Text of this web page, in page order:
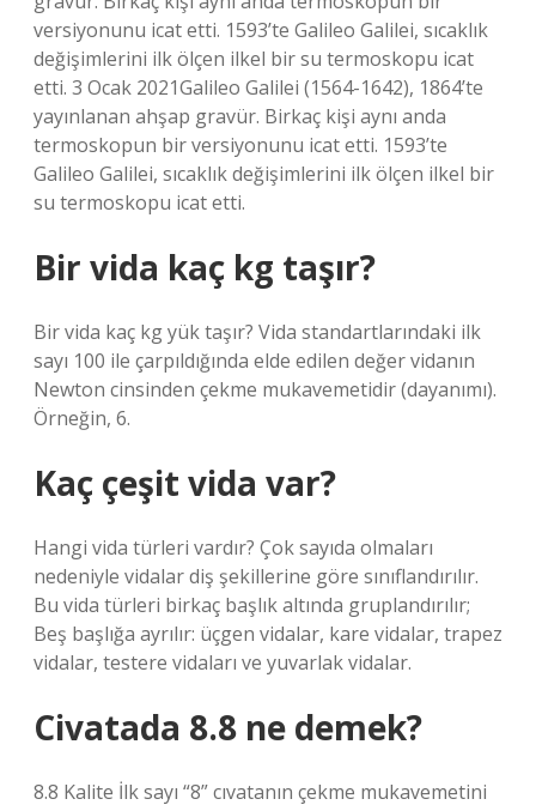
versiyonunu icat etti. 1593’te Galileo Galilei, sıcaklık
değişimlerini ilk ölçen ilkel bir su termoskopu icat
etti. 3 Ocak 2021Galileo Galilei (1564-1642), 1864’te
yayınlanan ahşap gravür. Birkaç kişi aynı anda
termoskopun bir versiyonunu icat etti. 1593’te
Galileo Galilei, sıcaklık değişimlerini ilk ölçen ilkel bir
su termoskopu icat etti.
Bir vida kaç kg taşır?
Bir vida kaç kg yük taşır? Vida standartlarındaki ilk
sayı 100 ile çarpıldığında elde edilen değer vidanın
Newton cinsinden çekme mukavemetidir (dayanımı).
Örneğin, 6.
Kaç çeşit vida var?
Hangi vida türleri vardır? Çok sayıda olmaları
nedeniyle vidalar diş şekillerine göre sınıflandırılır.
Bu vida türleri birkaç başlık altında gruplandırılır;
Beş başlığa ayrılır: üçgen vidalar, kare vidalar, trapez
vidalar, testere vidaları ve yuvarlak vidalar.
Civatada 8.8 ne demek?
8.8 Kalite İlk sayı “8” cıvatanın çekme mukavemetini